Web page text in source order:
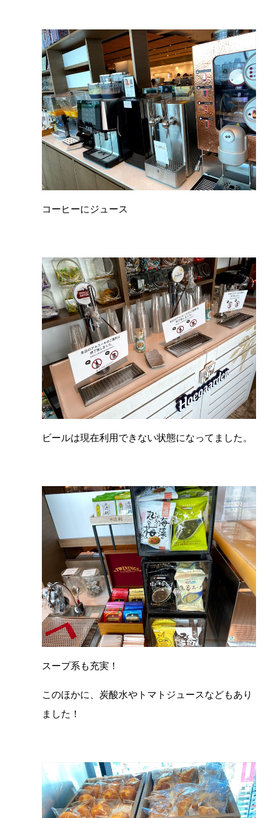
コーヒーにジュース
ビールは現在利用できない状態になってました。
スープ系も充実！
このほかに、炭酸水やトマトジュースなどもあり
ました！